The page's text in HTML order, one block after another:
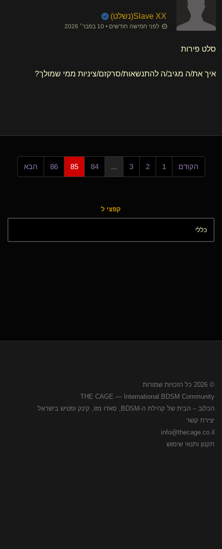
Slave XX​(נשלט)
לפני חמישה חודשים • 10 בפבר׳ 2026
סלט פירות
איך את/ה מגיב/ה להתנשאות/סרקזם/ציניות ממי שמולך?
הקודם 1
2
3
...
84
85
86 הבא
קפצי ל
© 2026 כל הזכויות שמורות
THE CAGE — International BDSM Community
הכלוב – הבית של קהילת ה-BDSM, סאדו מזו, קינק ופטיש בישראל
יצירת קשר
info@thecage.co.il
תקנון ותנאי שימוש